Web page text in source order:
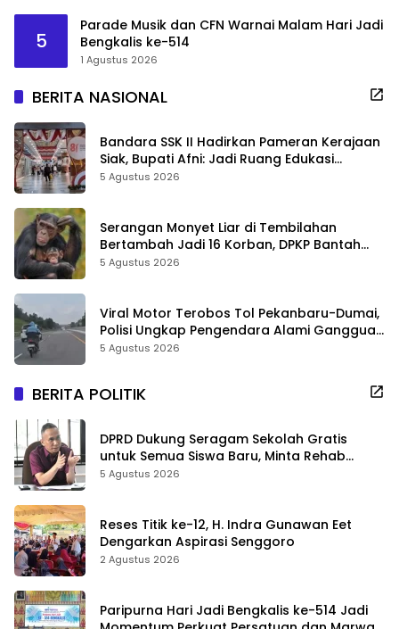
5
Parade Musik dan CFN Warnai Malam Hari Jadi
Bengkalis ke-514
1 Agustus 2026
BERITA NASIONAL
Bandara SSK II Hadirkan Pameran Kerajaan
Siak, Bupati Afni: Jadi Ruang Edukasi
Sejarah Riau
5 Agustus 2026
Serangan Monyet Liar di Tembilahan
Bertambah Jadi 16 Korban, DPKP Bantah
Video Gerombolan Viral
5 Agustus 2026
Viral Motor Terobos Tol Pekanbaru-Dumai,
Polisi Ungkap Pengendara Alami Gangguan
Usai Kecelakaan
5 Agustus 2026
BERITA POLITIK
DPRD Dukung Seragam Sekolah Gratis
untuk Semua Siswa Baru, Minta Rehab
Sekolah Jangan Dikurangi
5 Agustus 2026
Reses Titik ke-12, H. Indra Gunawan Eet
Dengarkan Aspirasi Senggoro
2 Agustus 2026
Paripurna Hari Jadi Bengkalis ke-514 Jadi